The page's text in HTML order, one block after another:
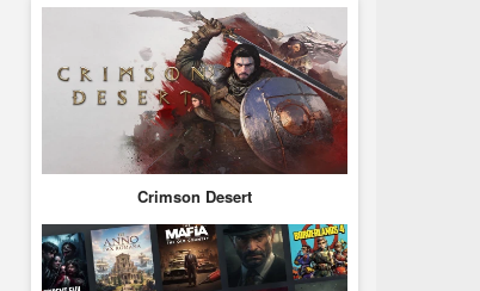
Crimson Desert